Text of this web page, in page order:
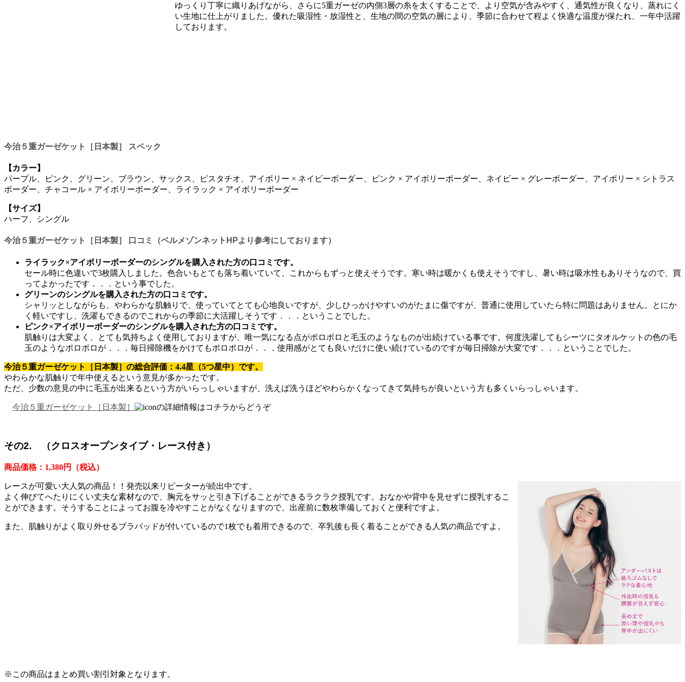
ゆっくり丁寧に織りあげながら、さらに5重ガーゼの内側3層の糸を太くすることで、より空気が含みやすく、通気性が良くなり、蒸れにく
い生地に仕上がりました。優れた吸湿性・放湿性と、生地の間の空気の層により、季節に合わせて程よく快適な温度が保たれ、一年中活躍
しております。
今治５重ガーゼケット［日本製］ スペック
【カラー】
パープル、ピンク、グリーン、ブラウン、サックス、ピスタチオ、アイボリー × ネイビーボーダー、ピンク × アイボリーボーダー、ネイビー × グレーボーダー、アイボリー × シトラス
ボーダー、チャコール × アイボリーボーダー、ライラック × アイボリーボーダー
【サイズ】
ハーフ、シングル
今治５重ガーゼケット［日本製］ 口コミ（ベルメゾンネットHPより参考にしております）
ライラック×アイボリーボーダーのシングルを購入された方の口コミです。
セール時に色違いで3枚購入しました。色合いもとても落ち着いていて、これからもずっと使えそうです。寒い時は暖かくも使えそうですし、暑い時は吸水性もありそうなので、買
ってよかったです．．．という事でした。
グリーンのシングルを購入された方の口コミです。
シャリッとしながらも、やわらかな肌触りで、使っていてとても心地良いですが、少しひっかけやすいのがたまに傷ですが、普通に使用していたら特に問題はありません。とにか
く軽いですし、洗濯もできるのでこれからの季節に大活躍しそうです．．．ということでした。
ピンク×アイボリーボーダーのシングルを購入された方の口コミです。
肌触りは大変よく、とても気持ちよく使用しておりますが、唯一気になる点がポロポロと毛玉のようなものが出続けている事です。何度洗濯してもシーツにタオルケットの色の毛
玉のようなポロポロが．．．毎日掃除機をかけてもポロポロが．．．使用感がとても良いだけに使い続けているのですが毎日掃除が大変です．．．ということでした。
今治５重ガーゼケット［日本製］の総合評価：4.4星（5つ星中）です。
やわらかな肌触りで年中使えるという意見が多かったです。
ただ、少数の意見の中に毛玉が出来るという方がいらっしゃいますが、洗えば洗うほどやわらかくなってきて気持ちが良いという方も多くいらっしゃいます。
今治５重ガーゼケット［日本製］ の詳細情報はコチラからどうぞ
その2. （クロスオープンタイプ・レース付き）
商品価格：1,380円（税込）
レースが可愛い大人気の商品！！発売以来リピーターが続出中です。
よく伸びてへたりにくい丈夫な素材なので、胸元をサッと引き下げることができるラクラク授乳です。おなかや背中を見せずに授乳するこ
とができます。そうすることによってお腹を冷やすことがなくなりますので、出産前に数枚準備しておくと便利ですよ。
また、肌触りがよく取り外せるブラパッドが付いているので1枚でも着用できるので、卒乳後も長く着ることができる人気の商品ですよ。
※この商品はまとめ買い割引対象となります。